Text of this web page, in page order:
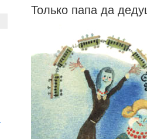
Только папа да